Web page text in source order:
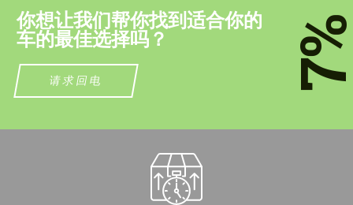
你想让我们帮你找到适合你的
车的最佳选择吗？
请求回电
联系我
我们讲您的语言
我们讲您的语言